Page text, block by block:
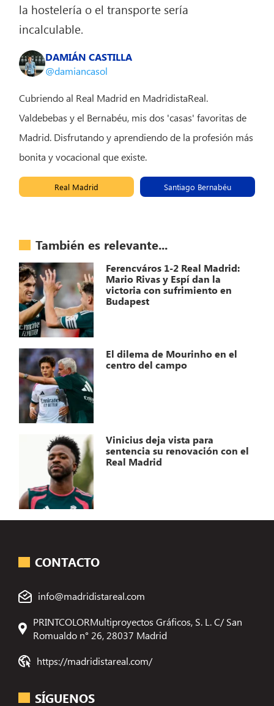
la hostelería o el transporte sería
incalculable.
DAMIÁN CASTILLA
@damiancasol
Cubriendo al Real Madrid en MadridistaReal.
Valdebebas y el Bernabéu, mis dos 'casas' favoritas de
Madrid. Disfrutando y aprendiendo de la profesión más
bonita y vocacional que existe.
Real Madrid Santiago Bernabéu
También es relevante...
Ferencváros 1-2 Real Madrid:
Mario Rivas y Espí dan la
victoria con sufrimiento en
Budapest
El dilema de Mourinho en el
centro del campo
Vinicius deja vista para
sentencia su renovación con el
Real Madrid
CONTACTO
info@madridistareal.com
PRINTCOLORMultiproyectos Gráficos, S. L. C/ San
Romualdo n° 26, 28037 Madrid
https://madridistareal.com/
SÍGUENOS